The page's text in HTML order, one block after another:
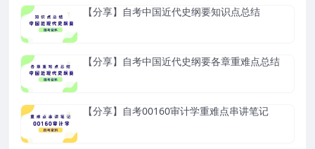
【分享】自考中国近代史纲要知识点总结
【分享】自考中国近代史纲要各章重难点总结
【分享】自考00160审计学重难点串讲笔记